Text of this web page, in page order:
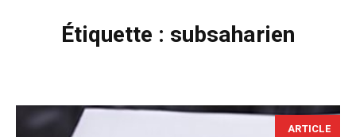
Étiquette : subsaharien
ARTICLE